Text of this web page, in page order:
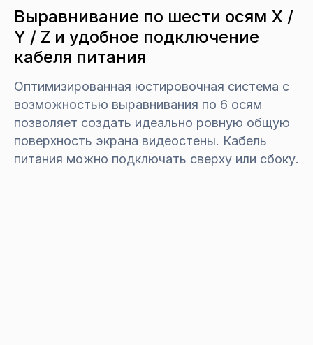
Выравнивание по шести осям X /
Y / Z и удобное подключение
кабеля питания
Оптимизированная юстировочная система с
возможностью выравнивания по 6 осям
позволяет создать идеально ровную общую
поверхность экрана видеостены. Кабель
питания можно подключать сверху или сбоку.